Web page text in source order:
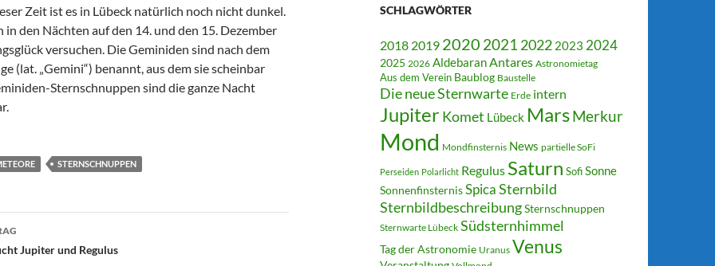
Zeit ist es in Lübeck natürlich noch nicht dunkel.
in den Nächten auf den 14. und den 15. Dezember
versuchen. Die Geminiden sind nach dem
(lat. „Gemini“) benannt, aus dem sie scheinbar
Sternschnuppen sind die ganze Nacht
STERNSCHNUPPEN
Jupiter und Regulus
SCHLAGWÖRTER
2018 2019 2020 2021 2022 2023 2024
2025 2026 AldebaranAntares Astronomietag
Aus dem Verein Baublog Baustelle
Die neue Sternwarte Erde intern
Jupiter Komet Lübeck MarsMerkur
Mond Mondfinsternis News partielle SoFi
Perseiden Polarlicht Regulus Saturn SofiSonne
SonnenfinsternisSpica Sternbild
SternbildbeschreibungSternschnuppen
Sternwarte Lübeck Südsternhimmel
Tag der Astronomie Uranus Venus